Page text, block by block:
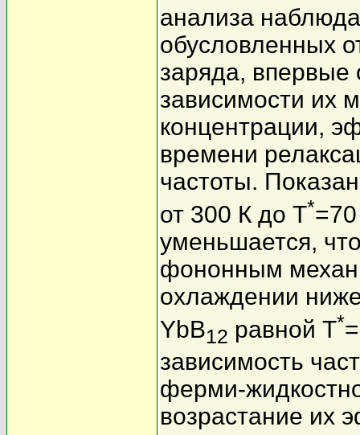
анализа
обусловленных
заряда,
зависимости их
концентрации,
времени
частоты.
от 300 К до T*
уменьшается,
фононным
охлаждении
YbB12 равной T*
зависимость
ферми-
возрастание их